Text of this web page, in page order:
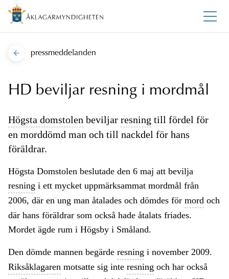
pressmeddelanden
HD beviljar resning i mordmål
Högsta domstolen beviljar resning till fördel för
en morddömd man och till nackdel för hans
föräldrar.
Högsta Domstolen beslutade den 6 maj att bevilja
resning i ett mycket uppmärksammat mordmål från
2006, där en ung man åtalades och dömdes för mord och
där hans föräldrar som också hade åtalats friades.
Mordet ägde rum i Högsby i Småland.
Den dömde mannen begärde resning i november 2009.
Riksåklagaren motsatte sig inte resning och har också